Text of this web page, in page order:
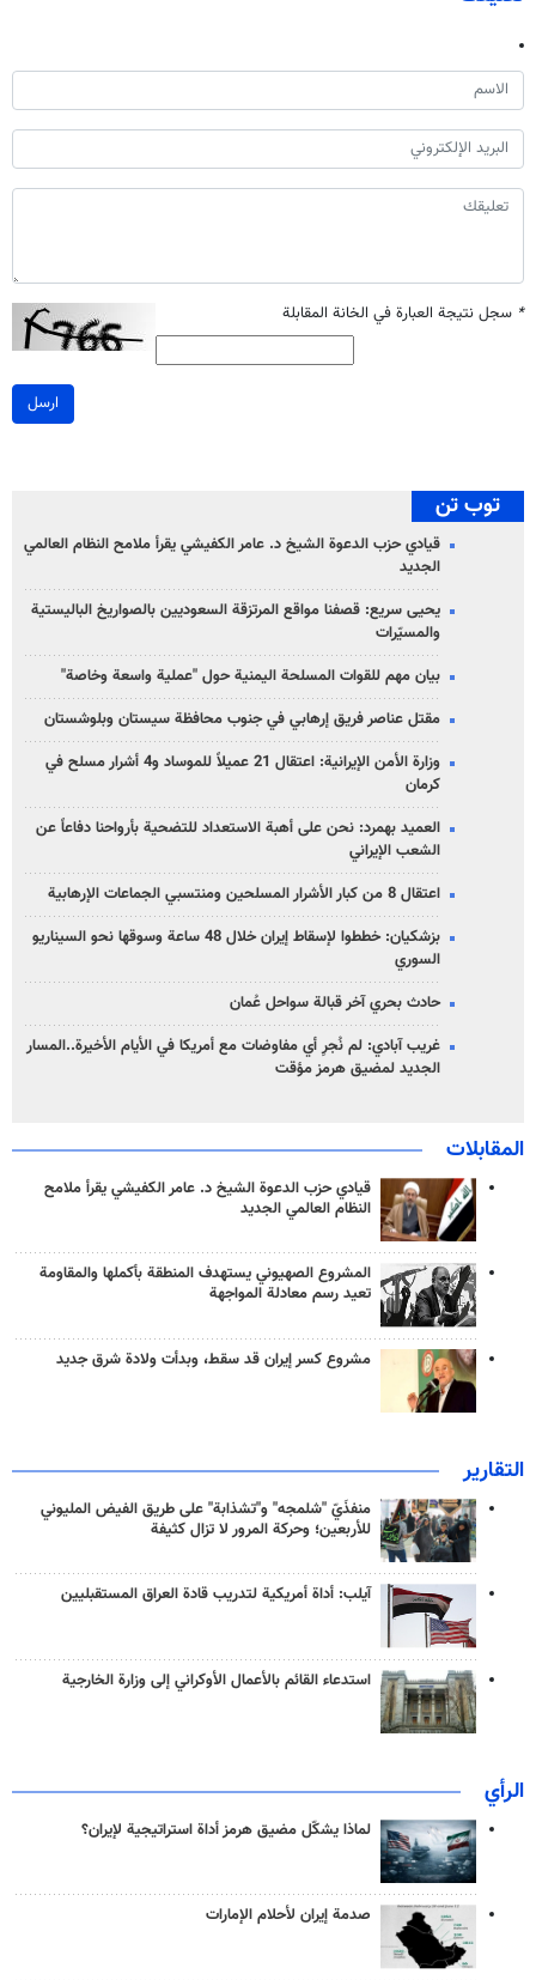
* سجل نتيجة العبارة في الخانة المقابلة
ارسل
توب تن
قيادي حزب الدعوة الشيخ د. عامر الكفيشي يقرأ ملامح النظام العالمي
الجديد
يحيى سريع: قصفنا مواقع المرتزقة السعوديين بالصواريخ الباليستية
والمسيّرات
بيان مهم للقوات المسلحة اليمنية حول "عملية واسعة وخاصة"
مقتل عناصر فريق إرهابي في جنوب محافظة سيستان وبلوشستان
وزارة الأمن الإيرانية: اعتقال 21 عميلاً للموساد و4 أشرار مسلح في
كرمان
العميد بهمرد: نحن على أهبة الاستعداد للتضحية بأرواحنا دفاعاً عن
الشعب الإيراني
اعتقال 8 من كبار الأشرار المسلحين ومنتسبي الجماعات الإرهابية
بزشكيان: خططوا لإسقاط إيران خلال 48 ساعة وسوقها نحو السيناريو
السوري
حادث بحري آخر قبالة سواحل عُمان
غريب آبادي: لم نُجرِ أي مفاوضات مع أمريكا في الأيام الأخيرة..المسار
الجديد لمضيق هرمز مؤقت
المقابلات
قيادي حزب الدعوة الشيخ د. عامر الكفيشي يقرأ ملامح
النظام العالمي الجديد
المشروع الصهيوني يستهدف المنطقة بأكملها والمقاومة
تعيد رسم معادلة المواجهة
مشروع كسر إيران قد سقط، وبدأت ولادة شرق جديد
التقارير
منفذَيّ "شلمجه" و"تشذابة" على طريق الفيض المليوني
للأربعين؛ وحركة المرور لا تزال كثيفة
آيلب: أداة أمريكية لتدريب قادة العراق المستقبليين
استدعاء القائم بالأعمال الأوكراني إلى وزارة الخارجية
الرأي
لماذا يشكّل مضيق هرمز أداة استراتيجية لإيران؟
صدمة إيران لأحلام الإمارات